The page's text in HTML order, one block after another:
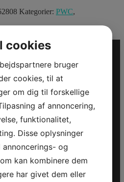
Kategorier: PWC,
cookies
bruger
cookies, til at
om dig til forskellige
af annoncering,
funktionalitet,
Disse oplysninger
og
kan kombinere dem
har givet dem eller